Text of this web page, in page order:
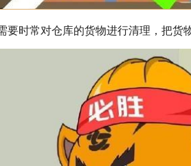
要时常对仓库的货物进行清理，把